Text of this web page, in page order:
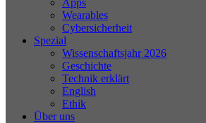
Wearables
Cybersicherheit
Spezial
Wissenschaftsjahr 2026
Geschichte
Technik erklärt
English
Ethik
Über uns